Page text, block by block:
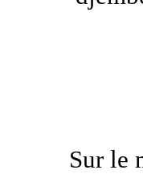
Sur le